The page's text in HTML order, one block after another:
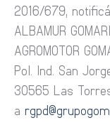
2016/679,
ALBAMUR
AGROMOTOR
Pol. Ind. San
30565 Las
a